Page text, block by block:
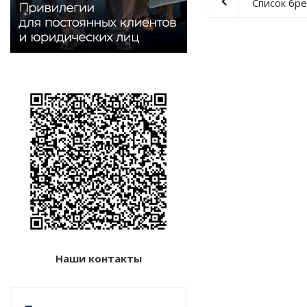
Список
Наши контакты